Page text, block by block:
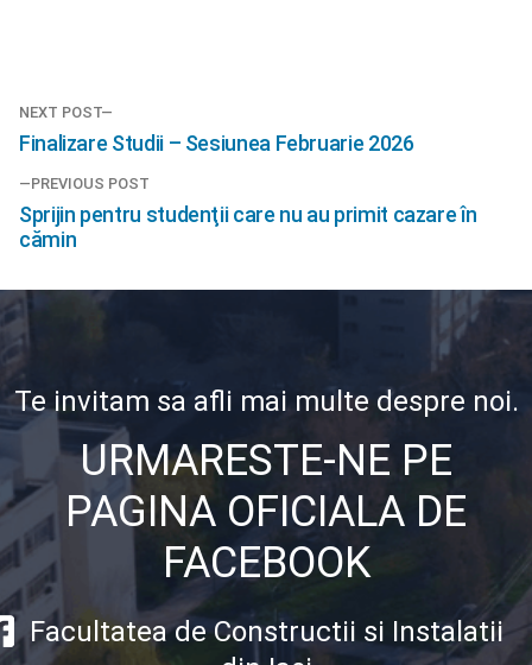
Navigare
în
articole
PREVIOUS POST
Previous
post:
Sprijin pentru studenţii care nu au primit cazare în
cămin
NEXT POST
Next
Finalizare Studii – Sesiunea Februarie 2026
Te invitam sa afli mai multe despre noi.
URMARESTE-NE PE
PAGINA OFICIALA DE
FACEBOOK
Facultatea de Constructii si Instalatii